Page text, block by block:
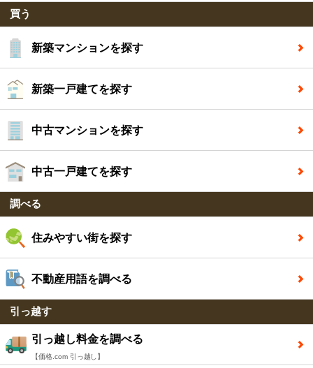
買う
新築マンションを探す
新築一戸建てを探す
中古マンションを探す
中古一戸建てを探す
調べる
住みやすい街を探す
不動産用語を調べる
引っ越す
引っ越し料金を調べる
【価格.com 引っ越し】